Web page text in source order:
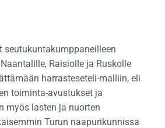
seutukuntakumppaneilleen
Raisiolle ja Ruskolle
harrasteseteli-malliin, eli
toiminta-avustukset ja
myös lasten ja nuorten
Turun naapurikunnissa